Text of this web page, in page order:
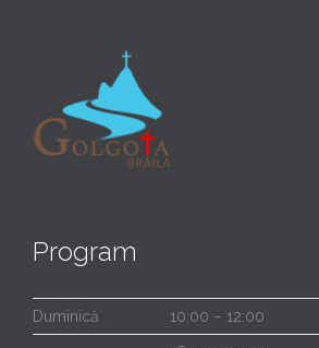
Program
Duminică 10:00 – 12:00